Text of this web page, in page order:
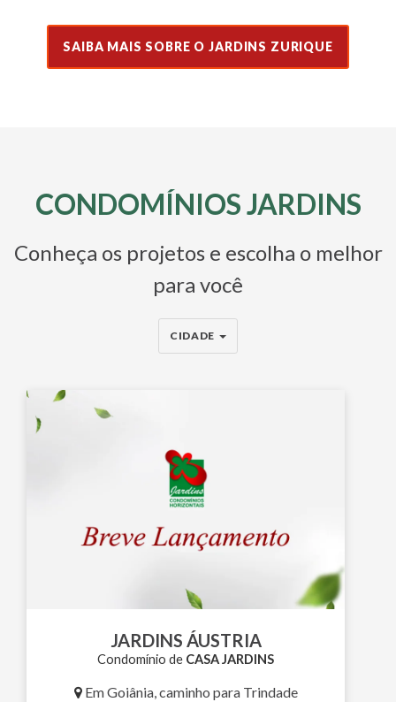
SAIBA MAIS SOBRE O JARDINS ZURIQUE
CONDOMÍNIOS JARDINS
Conheça os projetos e escolha o melhor
para você
CIDADE
JARDINS ÁUSTRIA
Condomínio de CASA JARDINS
Em Goiânia, caminho para Trindade